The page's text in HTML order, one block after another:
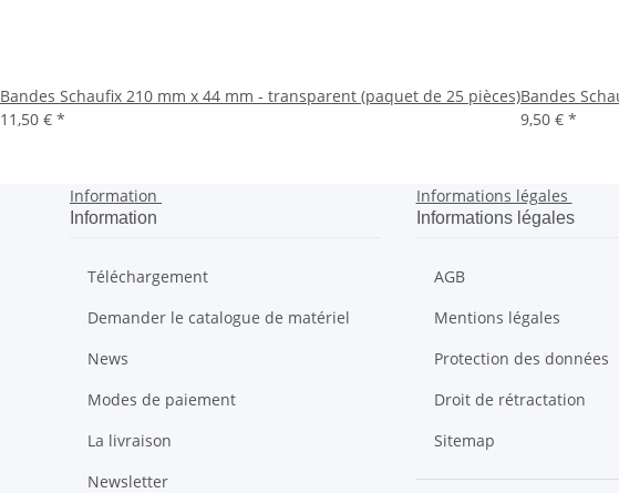
Bandes Schaufix 210 mm x 44 mm - transparent (paquet de 25 pièces)
11,50 € *
Bandes
9,50 € *
Information
Information
Téléchargement
Demander le catalogue de matériel
News
Modes de paiement
La livraison
Newsletter
Informations légales
Informations légales
AGB
Mentions légales
Protection des données
Droit de rétractation
Sitemap